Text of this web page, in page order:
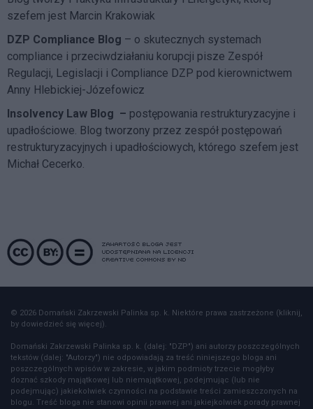
szefem jest Marcin Krakowiak
DZP Compliance Blog – o skutecznych systemach
compliance i przeciwdziałaniu korupcji pisze Zespół
Regulacji, Legislacji i Compliance DZP pod kierownictwem
Anny Hlebickiej-Józefowicz
Insolvency Law Blog – postępowania restrukturyzacyjne i
upadłościowe. Blog tworzony przez zespół postępowań
restrukturyzacyjnych i upadłościowych, którego szefem jest
Michał Cecerko.
© 2026 Domański Zakrzewski Palinka sp. k. Niektóre prawa zastrzeżone (kliknij,
by dowiedzieć się więcej).
Domański Zakrzewski Palinka sp. k. (dalej: "DZP") ani autorzy poszczególnych
tekstów (dalej: "Autorzy") nie odpowiadają za treść niniejszego bloga ani
poszczególnych wpisów w zakresie, w jakim podmioty trzecie mogłyby
doznać szkody majątkowej lub niemajątkowej, podejmując (lub nie
podejmując) jakiekolwiek czynności na podstawie treści zamieszczonych na
blogu. Treść bloga nie stanowi opinii prawnej ani jakiejkolwiek porady prawnej